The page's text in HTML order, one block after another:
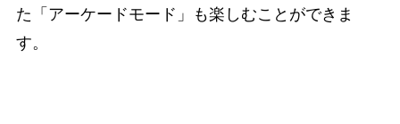
た「アーケードモード」も楽しむことができま
す。